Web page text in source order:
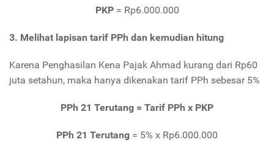
PKP= Rp6.000.000
3. Melihat lapisan tarif PPh dan kemudian hitung
Karena Penghasilan Kena Pajak Ahmad kurang dari Rp60
juta setahun, maka hanya dikenakan tarif PPh sebesar 5%
PPh 21 Terutang = Tarif PPh x PKP
PPh 21 Terutang = 5% x Rp6.000.000